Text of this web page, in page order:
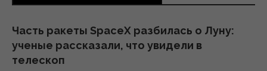
Часть ракеты SpaceX разбилась о Луну:
ученые рассказали, что увидели в
телескоп